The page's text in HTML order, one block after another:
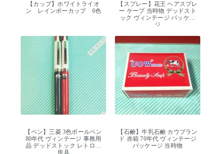
【カップ】ホワイトライオ
ン レインボーカップ 6色
【スプレー】花王 ヘアスプレ
ー ケープ 当時物 デッドスト
ック ヴィンテージ パッケー
ジ
【ペン】三菱 3色ボールペン
80年代 ヴィンテージ 事務用
品 デッドストック レトロ文
【石鹸】牛乳石鹸 カウブラン
ド 赤箱 70年代 ヴィンテージ
パッケージ 当時物